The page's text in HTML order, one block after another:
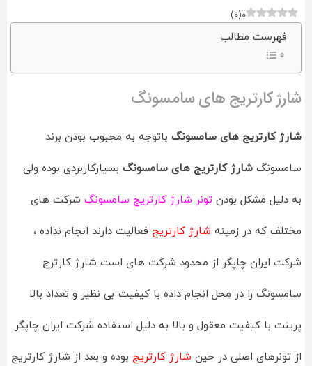
0
(
0
)
فهرست مطالب
شارژ کارتریج های سامسونگ
شارژ کارتریج های سامسونگ باتوجه به محبوب بودن برند
سامسونگ شارژ کارتریج های سامسونگ بسیارکاربردی بوده ولی
به دلیل مشکل بودن تونر شارژ کارتریج سامسونگ شرکت های
مختلف که در زمینه شارژ کارتریج فعالیت دارند انجام نداده ،
شرکت ایران چاپگر از محدود شرکت های است شارژ کارترج
سامسونگ را در محل انجام داده با کیفیت بی نظیر و تعداد بالا
پرینت با کیفیت معقول و بالا به دلیل استفاده شرکت ایران چاپگر
از تونرهای اصلی در حین شارژ کارتریج بوده و بعد از شارژ کارتریج